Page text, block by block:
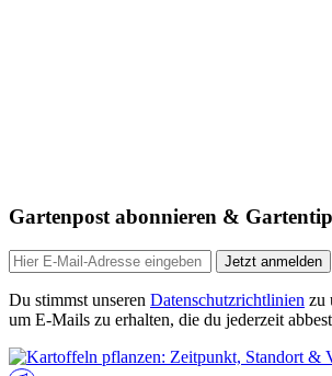
Gartenpost abonnieren &
Jetzt anmelden
Du stimmst unseren Datenschutzrichtlinien zu
um E-Mails zu erhalten, die du jederzeit